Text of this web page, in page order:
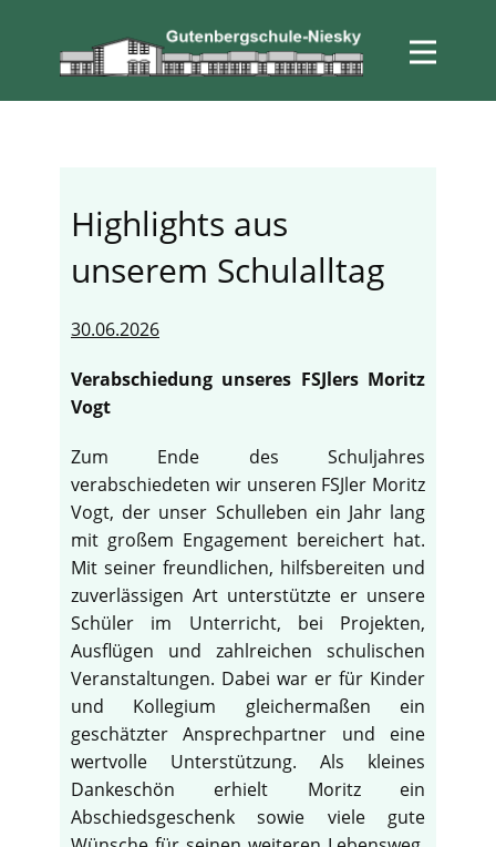
Highlights aus
unserem Schulalltag
30.06.2026
Verabschiedung unseres FSJlers Moritz
Vogt
Zum Ende des Schuljahres
verabschiedeten wir unseren FSJler Moritz
Vogt, der unser Schulleben ein Jahr lang
mit großem Engagement bereichert hat.
Mit seiner freundlichen, hilfsbereiten und
zuverlässigen Art unterstützte er unsere
Schüler im Unterricht, bei Projekten,
Ausflügen und zahlreichen schulischen
Veranstaltungen. Dabei war er für Kinder
und Kollegium gleichermaßen ein
geschätzter Ansprechpartner und eine
wertvolle Unterstützung. Als kleines
Dankeschön erhielt Moritz ein
Abschiedsgeschenk sowie viele gute